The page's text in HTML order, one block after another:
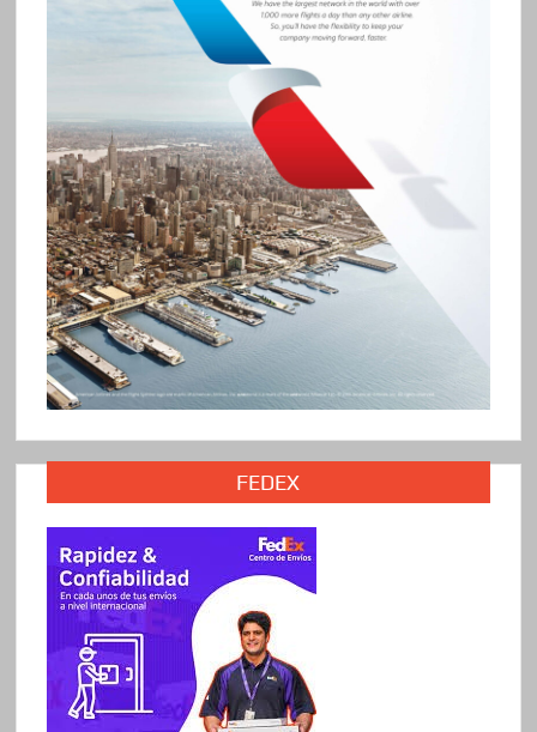
FEDEX